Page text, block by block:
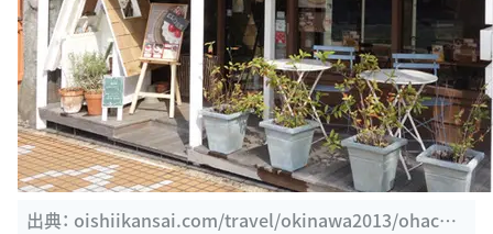
出典： oishiikansai.com/travel/okinawa2013/ohacort